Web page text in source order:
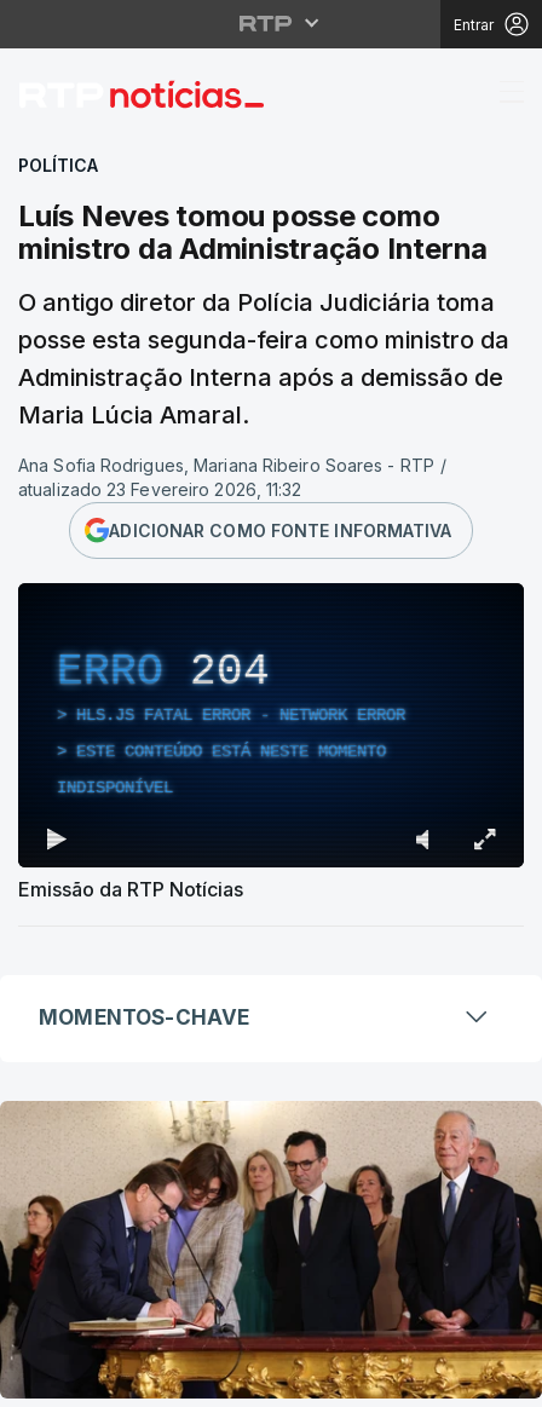
Entrar
Luís Neves tomou
POLÍTICA
Luís Neves tomou posse como
ministro da Administração Interna
O antigo diretor da Polícia Judiciária toma
posse esta segunda-feira como ministro da
Administração Interna após a demissão de
Maria Lúcia Amaral.
Ana Sofia Rodrigues, Mariana Ribeiro Soares - RTP /
atualizado 23 Fevereiro 2026, 11:32
ADICIONAR COMO FONTE INFORMATIVA
ERRO204
HLS.JS FATAL ERROR - NETWORK ERROR
ESTE CONTEÚDO ESTÁ NESTE MOMENTO
INDISPONÍVEL
Emissão da RTP Notícias
MOMENTOS-CHAVE